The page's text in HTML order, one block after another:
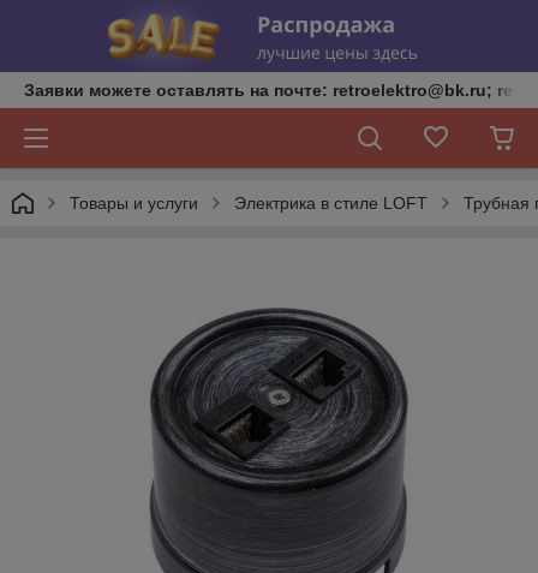
Заявки можете оставлять на почте: retroelektro@bk.ru;
Товары и услуги Электрика в стиле LOFT Трубная